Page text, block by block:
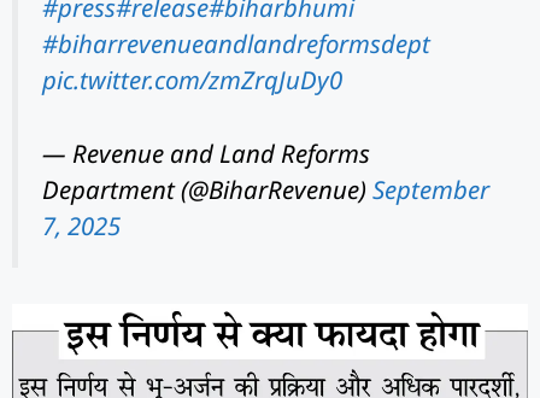
#press#release#biharbhumi
#biharrevenueandlandreformsdept
pic.twitter.com/zmZrqJuDy0
— Revenue and Land Reforms
Department (@BiharRevenue) September
7, 2025